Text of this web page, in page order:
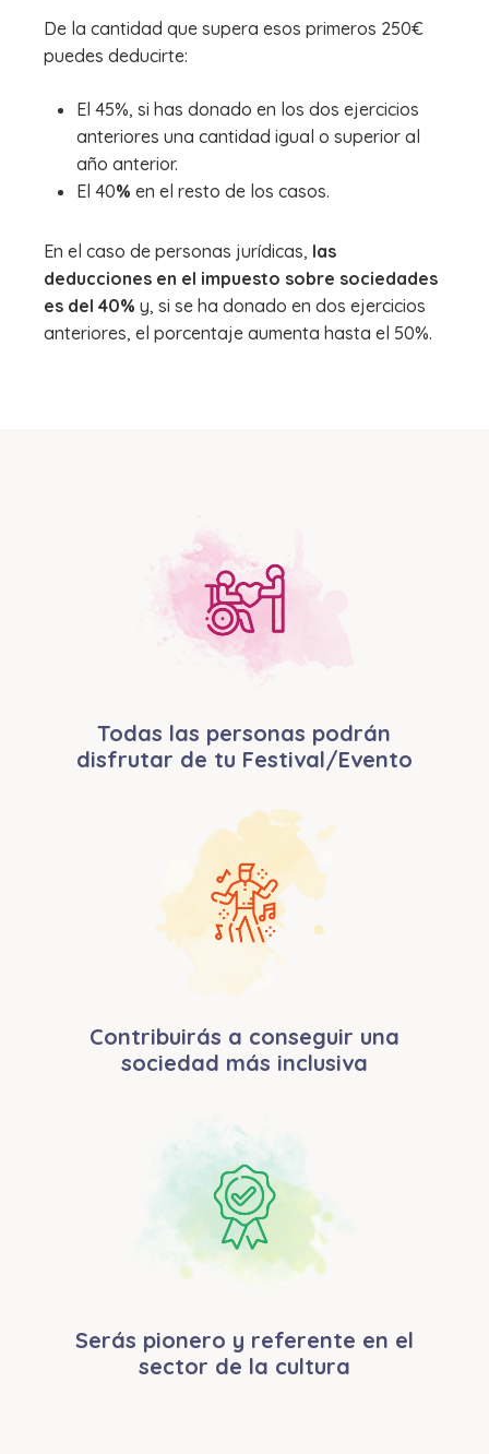
De la cantidad que supera esos primeros 250€
puedes deducirte:
El 45%, si has donado en los dos ejercicios
anteriores una cantidad igual o superior al
año anterior.
El 40% en el resto de los casos.
En el caso de personas jurídicas, las
deducciones en el impuesto sobre sociedades
es del 40% y, si se ha donado en dos ejercicios
anteriores, el porcentaje aumenta hasta el 50%.
Todas las personas podrán
disfrutar de tu Festival/Evento
Contribuirás a conseguir una
sociedad más inclusiva
Serás pionero y referente en el
sector de la cultura